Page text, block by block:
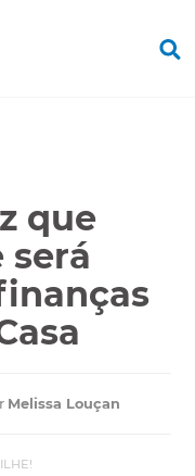
que
será
Melissa Louçan